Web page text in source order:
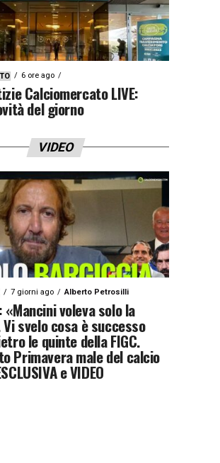
6 ore ago
Calciomercato LIVE:
del giorno
VIDEO
7 giorni ago Alberto Petrosilli
voleva solo la
Vi svelo cosa è successo
le quinte della FIGC.
Primavera male del calcio
e VIDEO